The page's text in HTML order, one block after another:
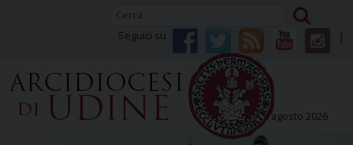
Seguici su
sabato 08 agosto 2026